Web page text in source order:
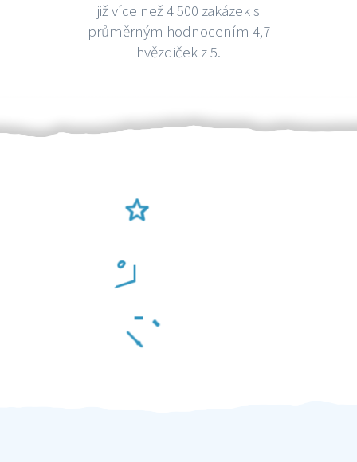
již více než 4 500 zakázek s
průměrným hodnocením 4,7
hvězdiček z 5.